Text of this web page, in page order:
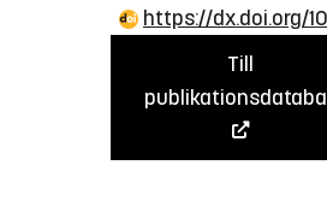
https://dx.doi.org/
Till